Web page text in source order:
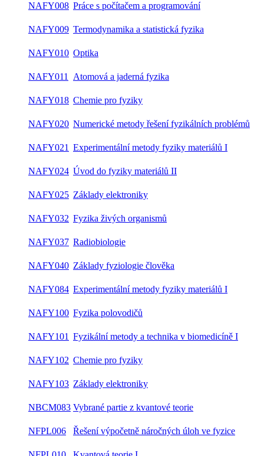
NAFY008 Práce s počítačem a programování
NAFY009 Termodynamika a statistická fyzika
NAFY010 Optika
NAFY011 Atomová a jaderná fyzika
NAFY018 Chemie pro fyziky
NAFY020 Numerické metody řešení fyzikálních problémů
NAFY021 Experimentální metody fyziky materiálů I
NAFY024 Úvod do fyziky materiálů II
NAFY025 Základy elektroniky
NAFY032 Fyzika živých organismů
NAFY037 Radiobiologie
NAFY040 Základy fyziologie člověka
NAFY084 Experimentální metody fyziky materiálů I
NAFY100 Fyzika polovodičů
NAFY101 Fyzikální metody a technika v biomedicíně I
NAFY102 Chemie pro fyziky
NAFY103 Základy elektroniky
NBCM083 Vybrané partie z kvantové teorie
NFPL006 Řešení výpočetně náročných úloh ve fyzice